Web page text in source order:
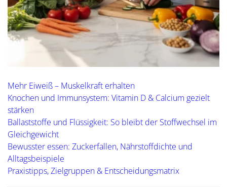
Mehr Eiweiß – Muskelkraft erhalten
Knochen und Immunsystem: Vitamin D & Calcium gezielt
stärken
Ballaststoffe und Flüssigkeit: So bleibt der Stoffwechsel im
Gleichgewicht
Bewusster essen: Zuckerfallen, Nährstoffdichte und
Alltagsbeispiele
Praxistipps, Zielgruppen & Entscheidungsmatrix